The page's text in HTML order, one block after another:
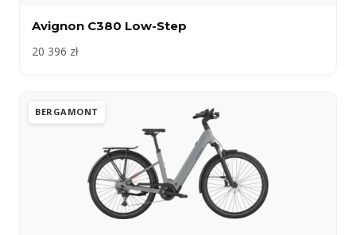
Avignon C380 Low-Step
20 396 zł
BERGAMONT